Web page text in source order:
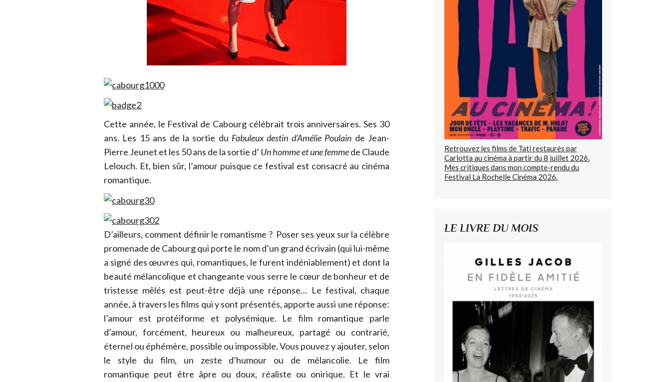
Cette année, le Festival de Cabourg célébrait trois anniversaires. Ses 30
ans. Les 15 ans de la sortie du Fabuleux destin d’Amélie Poulain de Jean-
Pierre Jeunet et les 50 ans de la sortie d’ Un homme et une femmede Claude
Lelouch. Et, bien sûr, l’amour puisque ce festival est consacré au cinéma
romantique.
D’ailleurs, comment définir le romantisme ? Poser ses yeux sur la célèbre
promenade de Cabourg qui porte le nom d’un grand écrivain (qui lui-même
a signé des œuvres qui, romantiques, le furent indéniablement) et dont la
beauté mélancolique et changeante vous serre le cœur de bonheur et de
tristesse mêlés est peut-être déjà une réponse… Le festival, chaque
année, à travers les films qui y sont présentés, apporte aussi une réponse:
l’amour est protéiforme et polysémique. Le film romantique parle
d’amour, forcément, heureux ou malheureux, partagé ou contrarié,
éternel ou éphémère, possible ou impossible. Vous pouvez y ajouter, selon
le style du film, un zeste d’humour ou de mélancolie. Le film
romantique peut être âpre ou doux, réaliste ou onirique. Et le vrai
Retrouvez les films de Tati restaurés par
Carlotta au cinéma à partir du 8 juillet 2026.
Mes critiques dans mon compte-rendu du
Festival La Rochelle Cinéma 2026.
LE LIVRE DU MOIS